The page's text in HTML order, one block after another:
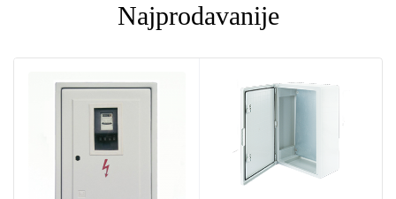
Najprodavanije